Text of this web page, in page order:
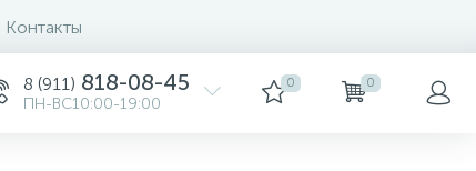
Контакты
8 (911) 818-08-45
ПН-ВС10:00-19:00
0 0